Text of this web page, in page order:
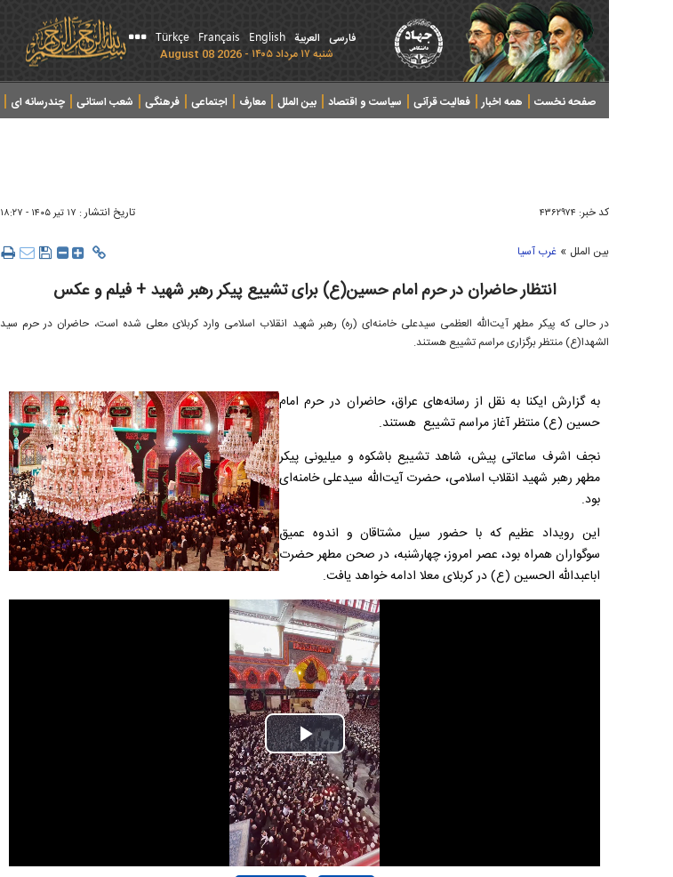
فارسی العربیة English
Français
Türkçe
شنبه ۱۷ مرداد ۱۴۰۵ - 2026 August 08
صفحه نخست همه اخبار فعالیت قرآنی سیاست و اقتصاد بین الملل معارف اجتماعی فرهنگی شعب استانی چندرسانه ای
کد خبر: ۴۳۶۲۹۷۴ تاریخ انتشار : ۱۷ تير ۱۴۰۵ - ۱۸:۲۷
بین الملل » غرب آسیا
انتظار حاضران در حرم امام حسین(ع) برای تشییع پیکر رهبر شهید + فیلم و عکس
در حالی که پیکر مطهر آیت‌الله العظمی سیدعلی خامنه‌ای (ره) رهبر شهید انقلاب اسلامی وارد کربلای معلی شده است، حاضران در حرم سید
الشهدا(ع) منتظر برگزاری مراسم تشییع هستند.
به گزارش ایکنا به نقل از رسانه‌های عراق، حاضران در حرم امام
حسین (ع) منتظر آغاز مراسم تشییع هستند.
نجف اشرف ساعاتی پیش، شاهد تشییع باشکوه و میلیونی پیکر
مطهر رهبر شهید انقلاب اسلامی، حضرت آیت‌الله سیدعلی خامنه‌ای
بود.
این رویداد عظیم که با حضور سیل مشتاقان و اندوه عمیق
سوگواران همراه بود، عصر امروز، چهارشنبه، در صحن مطهر حضرت
اباعبدالله الحسین (ع) در کربلای معلا ادامه خواهد یافت.
Play
Video